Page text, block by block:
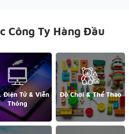
Công Ty Hàng Đầu
Điện Tử & Viễn
Thông
Đồ Chơi & Thể Thao